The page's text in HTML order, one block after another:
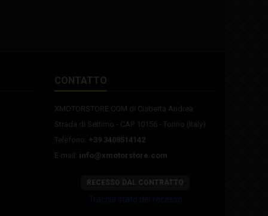
CONTATTO
XMOTORSTORE.COM di Ciaberta Andrea
Strada di Settimo - CAP 10156 - Torino (Italy)
Telefono: +39 3408514142
E-mail: info@xmotorstore.com
RECESSO DAL CONTRATTO
Traccia stato del recesso